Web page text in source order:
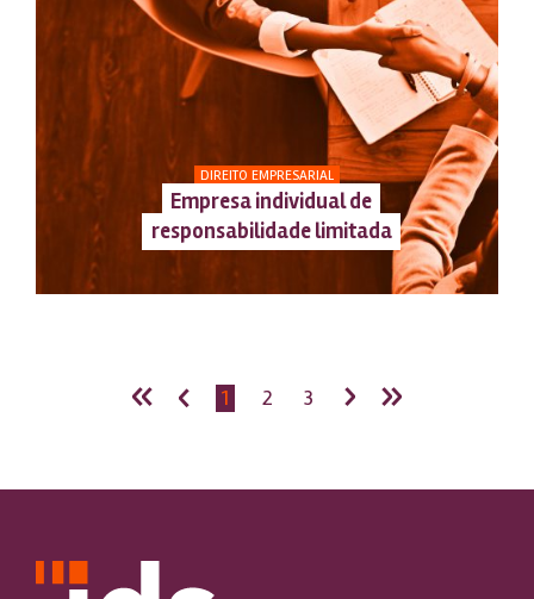
DIREITO EMPRESARIAL
Empresa individual de
responsabilidade limitada
« ‹ 1 2 3 › »